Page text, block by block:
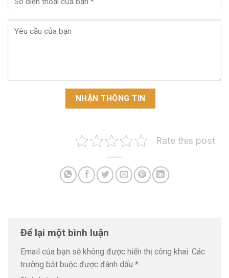
Rate this post
Để lại một bình luận
Email của bạn sẽ không được hiển thị công khai. Các
trường bắt buộc được đánh dấu *